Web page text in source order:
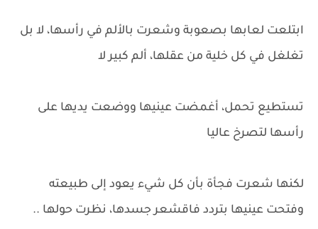
ابتلعت لعابها بصعوبة وشعرت بالألم في رأسها، لا بل
تغلغل في كل خلية من عقلها، ألم كبير لا
تستطيع تحمل، أغمضت عينيها ووضعت يديها على
رأسها لتصرخ عاليا
لكنها شعرت فجأة بأن كل شيء يعود إلى طبيعته
وفتحت عينيها بتردد فاقشعر جسدها، نظرت حولها ..